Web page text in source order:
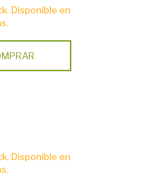
Disponible en
Disponible en